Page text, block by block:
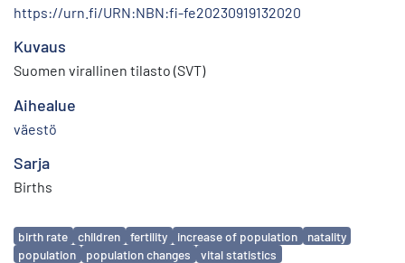
https://urn.fi/URN:NBN:fi-fe20230919132020
Kuvaus
Suomen virallinen tilasto (SVT)
Aihealue
väestö
Sarja
Births
Avainsanat
birth rate children fertility increase of population
natality
population
population changes vital statistics